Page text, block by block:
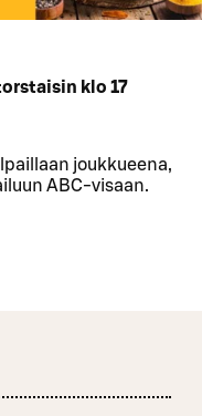
klo 17
joukkueena,
ABC-visaan.